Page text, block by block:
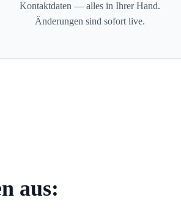
Kontaktdaten — alles in Ihrer Hand.
Änderungen sind sofort live.
aus: